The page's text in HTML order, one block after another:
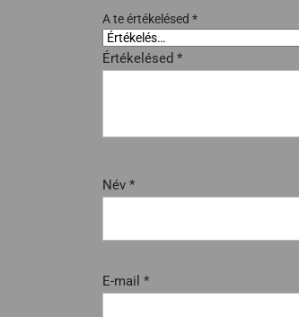
A te értékelésed *
Értékelésed *
Név *
E-mail *